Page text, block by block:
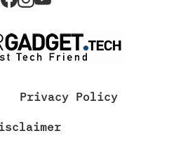
Privacy Policy